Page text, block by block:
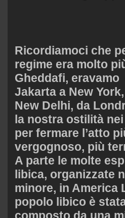
Ricordiamoci che
regime era molto
Gheddafi,
Jakarta a New
New Delhi, da
la nostra ostilità
per fermare l’atto
vergognoso, più
A parte le molte
libica, organizzate
minore, in America
popolo libico è